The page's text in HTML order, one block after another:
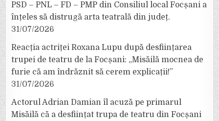
PSD – PNL – FD – PMP din Consiliul local Focșani a
înțeles să distrugă arta teatrală din județ.
31/07/2026
Reacția actriței Roxana Lupu după desființarea
trupei de teatru de la Focșani: „Misăilă mocnea de
furie că am îndrăznit să cerem explicații!”
31/07/2026
Actorul Adrian Damian îl acuză pe primarul
Misăilă că a desființat trupa de teatru din Focșani